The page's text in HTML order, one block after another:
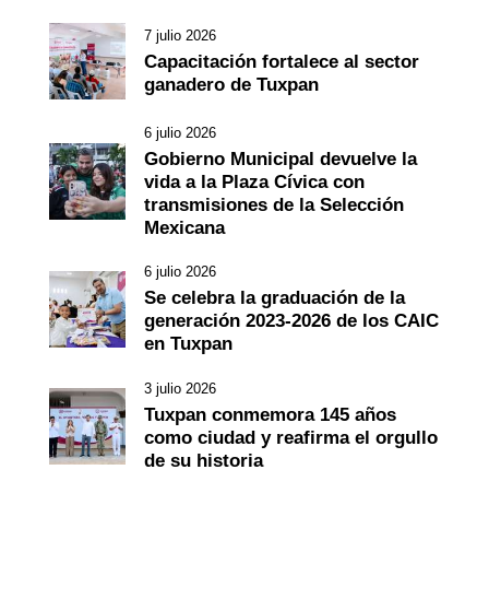
7 julio 2026
Capacitación fortalece al sector
ganadero de Tuxpan
6 julio 2026
Gobierno Municipal devuelve la
vida a la Plaza Cívica con
transmisiones de la Selección
Mexicana
6 julio 2026
Se celebra la graduación de la
generación 2023-2026 de los CAIC
en Tuxpan
3 julio 2026
Tuxpan conmemora 145 años
como ciudad y reafirma el orgullo
de su historia